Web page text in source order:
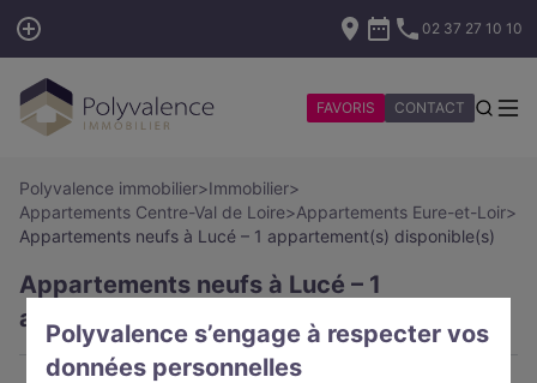
Polyvalence s’engage à respecter vos
données personnelles
02 37 27 10 10
FAVORIS CONTACT
Polyvalence immobilier>Immobilier>
Appartements Centre-Val de Loire>Appartements Eure-et-Loir>
Appartements neufs à Lucé – 1 appartement(s) disponible(s)
Appartements neufs à Lucé – 1
appartement(s) disponible(s)